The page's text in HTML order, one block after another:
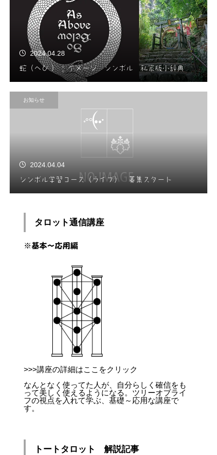
2024.04.28
蛇（へび ） | イメージ シンボル 私家版小辞典
お知らせ
2024.04.04
シンボル学習コース（ライブ） 募集スタート
タロット通信講座
※基本～応用編
>>>講座の詳細はここをクリック
なんとなく使ってた人が、自分らしく確信をも
って美しく使えるようになる。ツリーオブライ
フの視点を入れて学ぶ、基礎～応用な講座で
す。
トートタロット 解説記事